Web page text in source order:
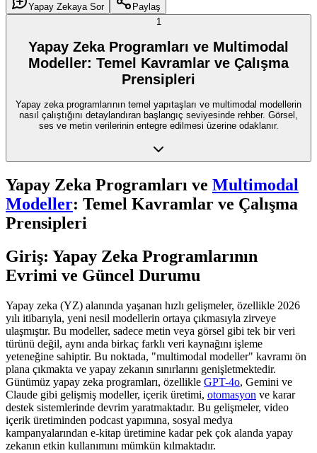
Yapay Zekaya Sor
Paylaş
1
Yapay Zeka Programları ve Multimodal
Modeller: Temel Kavramlar ve Çalışma
Prensipleri
Yapay zeka programlarının temel yapıtaşları ve multimodal modellerin
nasıl çalıştığını detaylandıran başlangıç seviyesinde rehber. Görsel,
ses ve metin verilerinin entegre edilmesi üzerine odaklanır.
Yapay Zeka Programları ve Multimodal
Modeller: Temel Kavramlar ve Çalışma
Prensipleri
Giriş: Yapay Zeka Programlarının
Evrimi ve Güncel Durumu
Yapay zeka (YZ) alanında yaşanan hızlı gelişmeler, özellikle 2026
yılı itibarıyla, yeni nesil modellerin ortaya çıkmasıyla zirveye
ulaşmıştır. Bu modeller, sadece metin veya görsel gibi tek bir veri
türünü değil, aynı anda birkaç farklı veri kaynağını işleme
yeteneğine sahiptir. Bu noktada, "multimodal modeller" kavramı ön
plana çıkmakta ve yapay zekanın sınırlarını genişletmektedir.
Günümüz yapay zeka programları, özellikle GPT-4o, Gemini ve
Claude gibi gelişmiş modeller, içerik üretimi, otomasyon ve karar
destek sistemlerinde devrim yaratmaktadır. Bu gelişmeler, video
içerik üretiminden podcast yapımına, sosyal medya
kampanyalarından e-kitap üretimine kadar pek çok alanda yapay
zekanın etkin kullanımını mümkün kılmaktadır.